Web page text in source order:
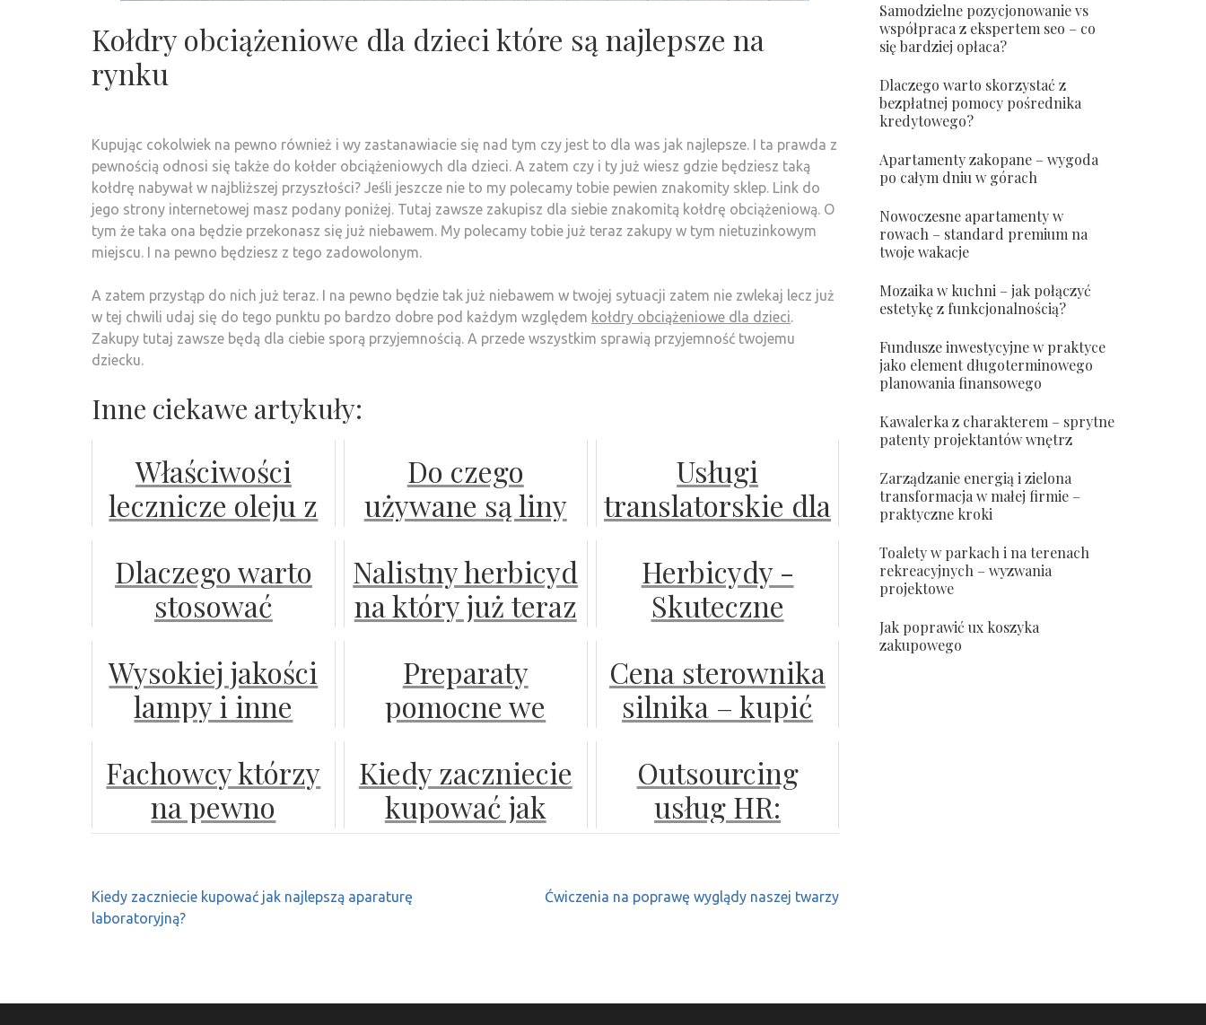
Kołdry obciążeniowe dla dzieci które są najlepsze na
rynku
Kupując cokolwiek na pewno również i wy zastanawiacie się nad tym czy jest to dla was jak najlepsze. I ta prawda z
pewnością odnosi się także do kołder obciążeniowych dla dzieci. A zatem czy i ty już wiesz gdzie będziesz taką
kołdrę nabywał w najbliższej przyszłości? Jeśli jeszcze nie to my polecamy tobie pewien znakomity sklep. Link do
jego strony internetowej masz podany poniżej. Tutaj zawsze zakupisz dla siebie znakomitą kołdrę obciążeniową. O
tym że taka ona będzie przekonasz się już niebawem. My polecamy tobie już teraz zakupy w tym nietuzinkowym
miejscu. I na pewno będziesz z tego zadowolonym.
A zatem przystąp do nich już teraz. I na pewno będzie tak już niebawem w twojej sytuacji zatem nie zwlekaj lecz już
w tej chwili udaj się do tego punktu po bardzo dobre pod każdym względem kołdry obciążeniowe dla dzieci.
Zakupy tutaj zawsze będą dla ciebie sporą przyjemnością. A przede wszystkim sprawią przyjemność twojemu
dziecku.
Inne ciekawe artykuły:
Właściwości
lecznicze oleju z
Do czego
używane są liny
Usługi
translatorskie dla
Dlaczego warto
stosować
nasienne?
Nalistny herbicyd
na który już teraz
postawić
Herbicydy -
Skuteczne
zwalczaniu
chwastów
Wysokiej jakości
lampy i inne
oraz
poszukiwanie
ofert ich
Preparaty
pomocne we
ochronie zbóż
ozimych
Cena sterownika
silnika – kupić
używany?
Fachowcy którzy
na pewno
odpowiednio
elewację
Kiedy zaczniecie
kupować jak
najlepszą
laboratoryjną?
Outsourcing
usług HR:
Korzyści i
współpracy z
Nawigacja
wpisu
Kiedy zaczniecie kupować jak najlepszą aparaturę
laboratoryjną?
Ćwiczenia na poprawę wyglądy naszej twarzy
Samodzielne pozycjonowanie vs
współpraca z ekspertem seo – co
się bardziej opłaca?
Dlaczego warto skorzystać z
bezpłatnej pomocy pośrednika
kredytowego?
Apartamenty zakopane – wygoda
po całym dniu w górach
Nowoczesne apartamenty w
rowach – standard premium na
twoje wakacje
Mozaika w kuchni – jak połączyć
estetykę z funkcjonalnością?
Fundusze inwestycyjne w praktyce
jako element długoterminowego
planowania finansowego
Kawalerka z charakterem – sprytne
patenty projektantów wnętrz
Zarządzanie energią i zielona
transformacja w małej firmie –
praktyczne kroki
Toalety w parkach i na terenach
rekreacyjnych – wyzwania
projektowe
Jak poprawić ux koszyka
zakupowego